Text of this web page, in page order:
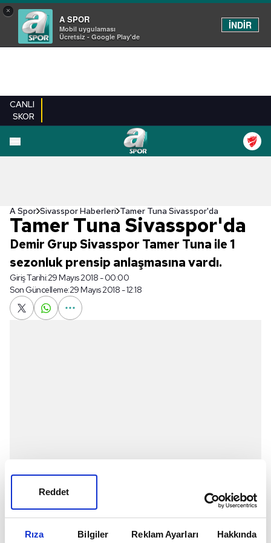
Rıza Bilgiler Reklam Ayarları Hakkında
Reddet
×
A SPOR
Mobil uygulaması
Ücretsiz - Google Play'de
İNDİR
CANLI
SKOR
A Spor Sivasspor Haberleri Tamer Tuna Sivasspor'da
Tamer Tuna Sivasspor'da
Demir Grup Sivasspor Tamer Tuna ile 1
sezonluk prensip anlaşmasına vardı.
Giriş Tarihi:29 Mayıs 2018 - 00:00
Son Güncelleme:29 Mayıs 2018 - 12:18
Süper Lig'e çıktığı ilk sezonda Göztepe ile başarılı bir